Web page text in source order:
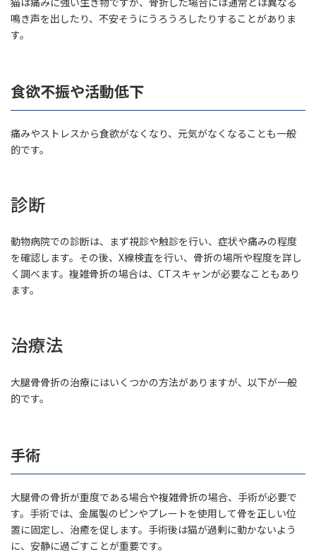
鳴き声を出したり、不安そうにうろうろしたりすることがありま
す。
食欲不振や活動低下
痛みやストレスから食欲がなくなり、元気がなくなることも一般
的です。
診断
動物病院での診断は、まず視診や触診を行い、症状や痛みの程度
を確認します。その後、X線検査を行い、骨折の場所や程度を詳し
く調べます。複雑骨折の場合は、CTスキャンが必要なこともあり
ます。
治療法
大腿骨骨折の治療にはいくつかの方法がありますが、以下が一般
的です。
手術
大腿骨の骨折が重度である場合や複雑骨折の場合、手術が必要で
す。手術では、金属製のピンやプレートを使用して骨を正しい位
置に固定し、治癒を促します。手術後は猫が過剰に動かないよう
に、安静に過ごすことが重要です。